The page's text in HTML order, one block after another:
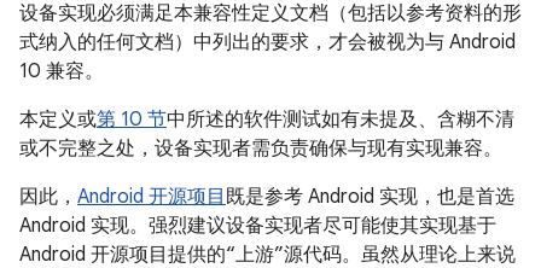
设备实现必须满足本兼容性定义文档（包括以参考资料的形
式纳入的任何文档）中列出的要求，才会被视为与 Android
10 兼容。
本定义或第 10 节中所述的软件测试如有未提及、含糊不清
或不完整之处，设备实现者需负责确保与现有实现兼容。
因此， Android 开源项目 既是参考 Android 实现，也是首选
Android 实现。强烈建议设备实现者尽可能使其实现基于
Android 开源项目提供的“上游”源代码。虽然从理论上来说